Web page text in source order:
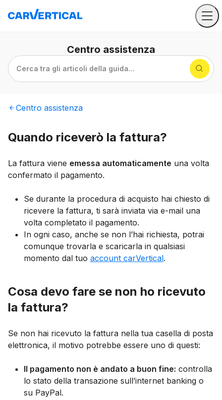
Centro assistenza
Cerca tra gli articoli della guida...
Centro assistenza
Quando riceverò la fattura?
La fattura viene emessa automaticamente una volta
confermato il pagamento.
Se durante la procedura di acquisto hai chiesto di
ricevere la fattura, ti sarà inviata via e-mail una
volta completato il pagamento.
In ogni caso, anche se non l’hai richiesta, potrai
comunque trovarla e scaricarla in qualsiasi
momento dal tuo account carVertical.
Cosa devo fare se non ho ricevuto
la fattura?
Se non hai ricevuto la fattura nella tua casella di posta
elettronica, il motivo potrebbe essere uno di questi:
Il pagamento non è andato a buon fine: controlla
lo stato della transazione sull’internet banking o
su PayPal.